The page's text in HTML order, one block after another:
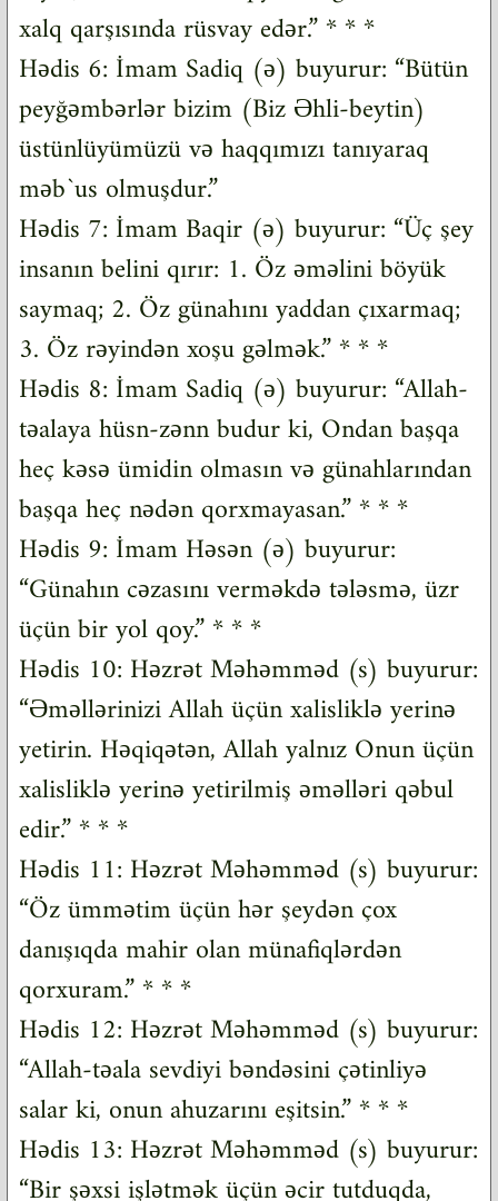
xalq qarşısında rüsvay edər.” * * *
Hədis 6: İmam Sadiq (ə) buyurur: “Bütün
peyğəmbərlər bizim (Biz Əhli-beytin)
üstünlüyümüzü və haqqımızı tanıyaraq
məb`us olmuşdur.”
Hədis 7: İmam Baqir (ə) buyurur: “Üç şey
insanın belini qırır: 1. Öz əməlini böyük
saymaq; 2. Öz günahını yaddan çıxarmaq;
3. Öz rəyindən xoşu gəlmək.” * * *
Hədis 8: İmam Sadiq (ə) buyurur: “Allah-
təalaya hüsn-zənn budur ki, Ondan başqa
heç kəsə ümidin olmasın və günahlarından
başqa heç nədən qorxmayasan.” * * *
Hədis 9: İmam Həsən (ə) buyurur:
“Günahın cəzasını verməkdə tələsmə, üzr
üçün bir yol qoy.” * * *
Hədis 10: Həzrət Məhəmməd (s) buyurur:
“Əməllərinizi Allah üçün xalisliklə yerinə
yetirin. Həqiqətən, Allah yalnız Onun üçün
xalisliklə yerinə yetirilmiş əməlləri qəbul
edir.” * * *
Hədis 11: Həzrət Məhəmməd (s) buyurur:
“Öz ümmətim üçün hər şeydən çox
danışıqda mahir olan münafiqlərdən
qorxuram.” * * *
Hədis 12: Həzrət Məhəmməd (s) buyurur:
“Allah-təala sevdiyi bəndəsini çətinliyə
salar ki, onun ahuzarını eşitsin.” * * *
Hədis 13: Həzrət Məhəmməd (s) buyurur:
“Bir şəxsi işlətmək üçün əcir tutduqda,